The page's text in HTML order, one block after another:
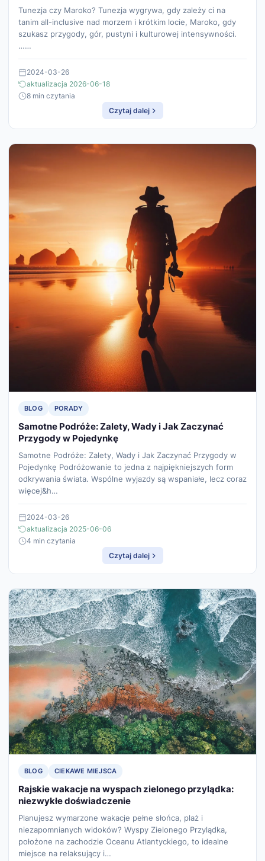
Tunezja czy Maroko? Tunezja wygrywa, gdy zależy ci na
tanim all-inclusive nad morzem i krótkim locie, Maroko, gdy
szukasz przygody, gór, pustyni i kulturowej intensywności.
……
2024-03-26
aktualizacja 2026-06-18
8 min czytania
Czytaj dalej
BLOG PORADY
Samotne Podróże: Zalety, Wady i Jak Zaczynać
Przygody w Pojedynkę
Samotne Podróże: Zalety, Wady i Jak Zaczynać Przygody w
Pojedynkę Podróżowanie to jedna z najpiękniejszych form
odkrywania świata. Wspólne wyjazdy są wspaniałe, lecz coraz
więcej&h…
2024-03-26
aktualizacja 2025-06-06
4 min czytania
Czytaj dalej
BLOG CIEKAWE MIEJSCA
Rajskie wakacje na wyspach zielonego przylądka:
niezwykłe doświadczenie
Planujesz wymarzone wakacje pełne słońca, plaż i
niezapomnianych widoków? Wyspy Zielonego Przylądka,
położone na zachodzie Oceanu Atlantyckiego, to idealne
miejsce na relaksujący i…